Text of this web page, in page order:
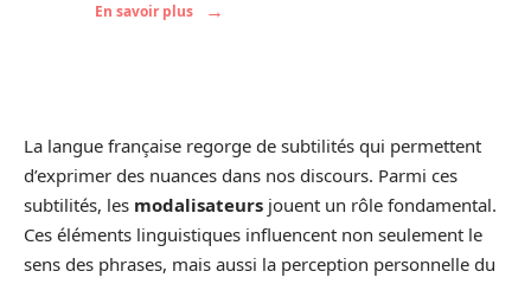
En savoir plus
La langue française regorge de subtilités qui permettent
d’exprimer des nuances dans nos discours. Parmi ces
subtilités, les modalisateurs jouent un rôle fondamental.
Ces éléments linguistiques influencent non seulement le
sens des phrases, mais aussi la perception personnelle du